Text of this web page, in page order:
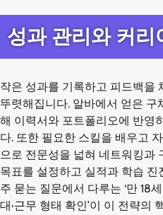
성과 관리와 커리
작은 성과를 기록하고 피드백을
뚜렷해집니다. 알바에서 얻은 구
해 이력서와 포트폴리오에 반영
다. 또한 필요한 스킬을 배우고
으로 전문성을 넓혀 네트워킹과
목표를 설정하고 실적과 학습
주 묻는 질문에서 다루는 ‘만 18
대·근무 형태 확인’이 이 전략의